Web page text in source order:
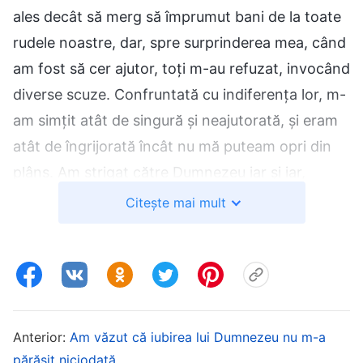
ales decât să merg să împrumut bani de la toate
rudele noastre, dar, spre surprinderea mea, când
am fost să cer ajutor, toți m-au refuzat, invocând
diverse scuze. Confruntată cu indiferența lor, m-
am simțit atât de singură și neajutorată, și eram
atât de îngrijorată încât nu mă puteam opri din
plâns. Am strigat către Dumnezeu iar și iar,
sperând că mă va ajuta să trec peste această
să strâng nici pe departe acea sumă. Nu m-am
cred în Dumnezeu, am lăsat totul în urmă pentru
Citește mai mult
Anterior: Am văzut că iubirea lui Dumnezeu nu m-a
părăsit niciodată